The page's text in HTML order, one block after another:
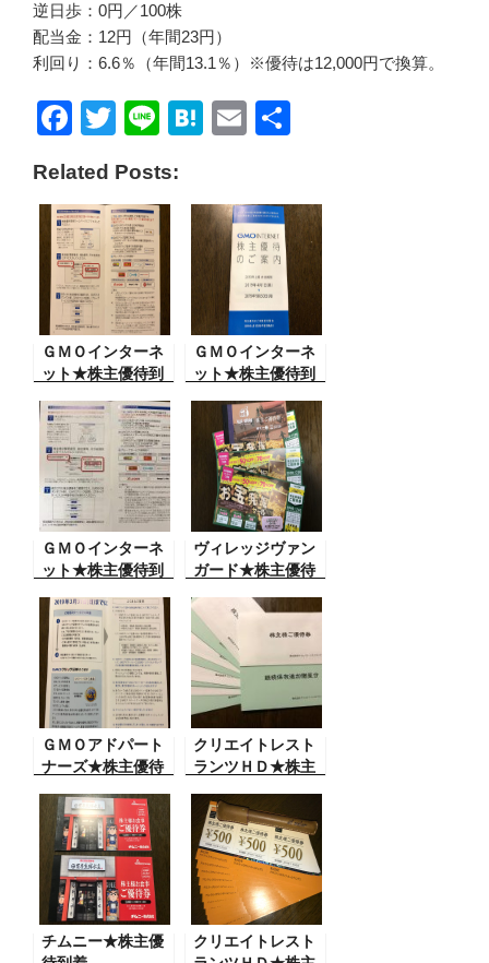
逆日歩：0円／100株
配当金：12円（年間23円）
利回り：6.6％（年間13.1％）※優待は12,000円で換算。
F
c
e
b
o
o
k
T
tt
er
Li
e
H
n
a
E
Related Posts:
ＧＭＯインターネ
ット★株主優待到
ＧＭＯインターネ
ット★株主優待到
ＧＭＯインターネ
ット★株主優待到
ヴィレッジヴァン
ガード★株主優待
ＧＭＯアドパート
ナーズ★株主優待
クリエイトレスト
ランツＨＤ★株主
チムニー★株主優
クリエイトレスト